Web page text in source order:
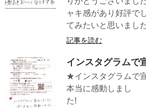
ャキ感があり好評で
てみたいと思いまし
記事を読む
インスタグラムで
★インスタグラムで
本当に感動しまし